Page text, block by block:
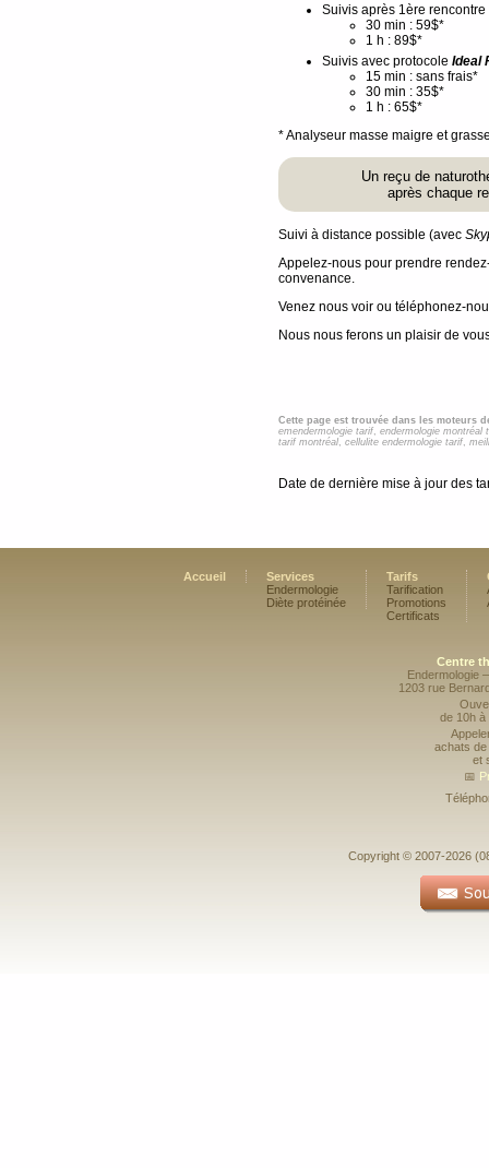
Suivis après 1ère rencontre
30 min : 59$*
1 h : 89$*
Suivis avec protocole Ideal
15 min : sans frais*
30 min : 35$*
1 h : 65$*
* Analyseur masse maigre et
Un reçu de
après chaque
Suivi à distance possible (avec
Appelez-nous pour prendre
convenance.
Venez nous voir ou téléphonez-
Nous nous ferons un plaisir de
Cette page est trouvée dans les moteurs
emendermologie tarif endermologie montréal
tarif montréal cellulite endermologie tarif
Date de dernière mise à jour des
Accueil
Services
Endermologie
Diète protéinée
Tarifs
Tarification
Promotions
Certificats
Centre
Endermologie
1203 rue
de 10h à
achats de
et
📅
Copyright © 2007-2026